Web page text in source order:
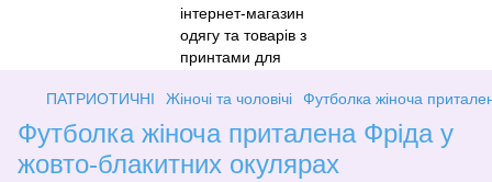
ПАТРИОТИЧНІ Жіночі та чоловічі Футболка жіноча
Футболка жіноча приталена Фріда у
жовто-блакитних окулярах